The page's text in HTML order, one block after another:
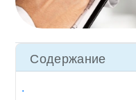
Содержание
.